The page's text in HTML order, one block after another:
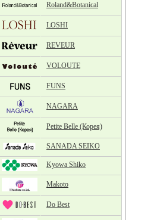
Roland&Botanical
LOSHI
REVEUR
VOLOUTE
FUNS
NAGARA
Petite Belle (Корея)
SANADA SEIKO
Kyowa Shiko
Makoto
Do Best